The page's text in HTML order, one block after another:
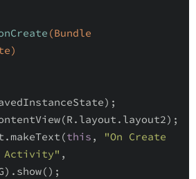
(Bundle
this ,
"On Create
Activity" ,